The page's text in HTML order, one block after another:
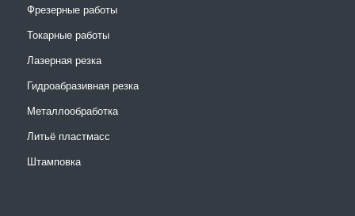
Фрезерные работы
Токарные работы
Лазерная резка
Гидроабразивная резка
Металлообработка
Литьё пластмасс
Штамповка